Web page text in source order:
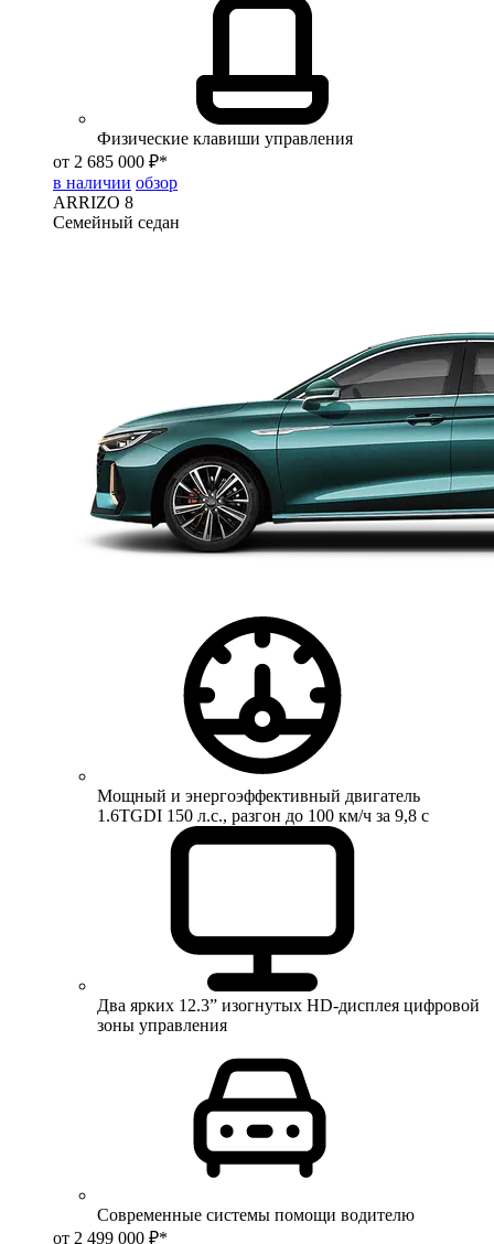
Физические клавиши управления
от 2 685 000 ₽*
в наличии обзор
ARRIZO 8
Семейный седан
Мощный и энергоэффективный двигатель
1.6TGDI 150 л.с., разгон до 100 км/ч за 9,8 с
Два ярких 12.3” изогнутых HD-дисплея цифровой
зоны управления
Современные системы помощи водителю
от 2 499 000 ₽*